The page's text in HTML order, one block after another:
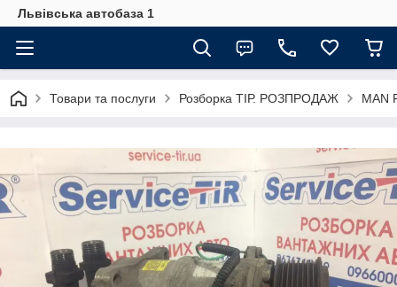
Львівська автобаза 1
Товари та послуги Розборка ТІР. РОЗПРОДАЖ MAN